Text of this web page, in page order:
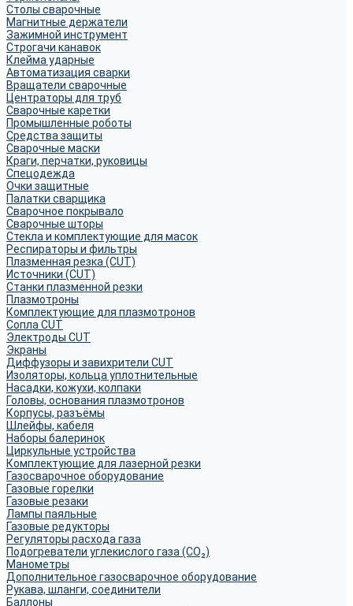
Столы сварочные
Магнитные держатели
Зажимной инструмент
Строгачи канавок
Клейма ударные
Автоматизация сварки
Вращатели сварочные
Центраторы для труб
Сварочные каретки
Промышленные роботы
Средства защиты
Сварочные маски
Краги, перчатки, руковицы
Спецодежда
Очки защитные
Палатки сварщика
Сварочное покрывало
Сварочные шторы
Стекла и комплектующие для масок
Респираторы и фильтры
Плазменная резка (CUT)
Источники (CUT)
Станки плазменной резки
Плазмотроны
Комплектующие для плазмотронов
Сопла CUT
Электроды CUT
Экраны
Диффузоры и завихрители CUT
Изоляторы, кольца уплотнительные
Насадки, кожухи, колпаки
Головы, основания плазмотронов
Корпусы, разъёмы
Шлейфы, кабеля
Наборы балеринок
Циркульные устройства
Комплектующие для лазерной резки
Газосварочное оборудование
Газовые горелки
Газовые резаки
Лампы паяльные
Газовые редукторы
Регуляторы расхода газа
Подогреватели углекислого газа (CO₂)
Манометры
Дополнительное газосварочное оборудование
Рукава, шланги, соединители
Баллоны